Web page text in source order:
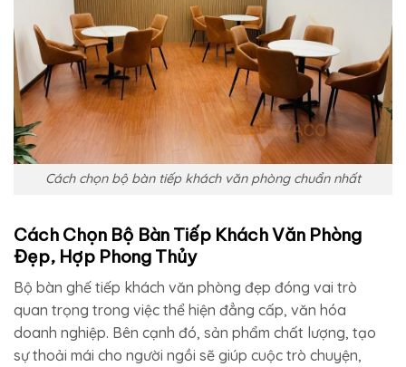
Cách chọn bộ bàn tiếp khách văn phòng chuẩn nhất
Cách Chọn Bộ Bàn Tiếp Khách Văn Phòng
Đẹp, Hợp Phong Thủy
Bộ bàn ghế tiếp khách văn phòng đẹp đóng vai trò
quan trọng trong việc thể hiện đẳng cấp, văn hóa
doanh nghiệp. Bên cạnh đó, sản phẩm chất lượng, tạo
sự thoải mái cho người ngồi sẽ giúp cuộc trò chuyện,